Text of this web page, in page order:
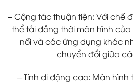
– Cộng tác thuận tiện: Với chế
thể tải đồng thời màn hình
nối và các ứng dụng khác
chuyển đổi giữa
– Tính di động cao: Màn hình